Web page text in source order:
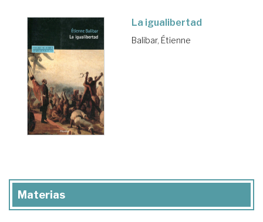
La igualibertad
Balibar, Étienne
Materias